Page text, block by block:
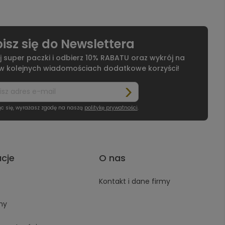
się do Newslettera
paczki i odbierz 10% RABATU oraz wykrój na
kolejnych wiadomościach dodatkowe korzyści!
się, wyrażasz zgodę na naszą politykę prywatności.
O nas
Kontakt i dane firmy